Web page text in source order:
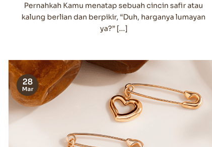
Pernahkah Kamu menatap sebuah cincin safir atau
kalung berlian dan berpikir, “Duh, harganya lumayan
ya?” [...]
28
Mar